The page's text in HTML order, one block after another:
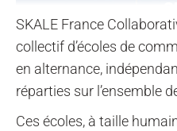
SKALE France
collectif d’écoles de
en alternance,
réparties sur l’ensemble
Ces écoles, à taille